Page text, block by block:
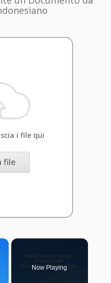
i file qui
file
×
Now Playing